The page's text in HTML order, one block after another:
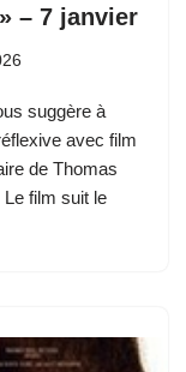
– 7 janvier
suggère à
avec film
de Thomas
Le film suit le